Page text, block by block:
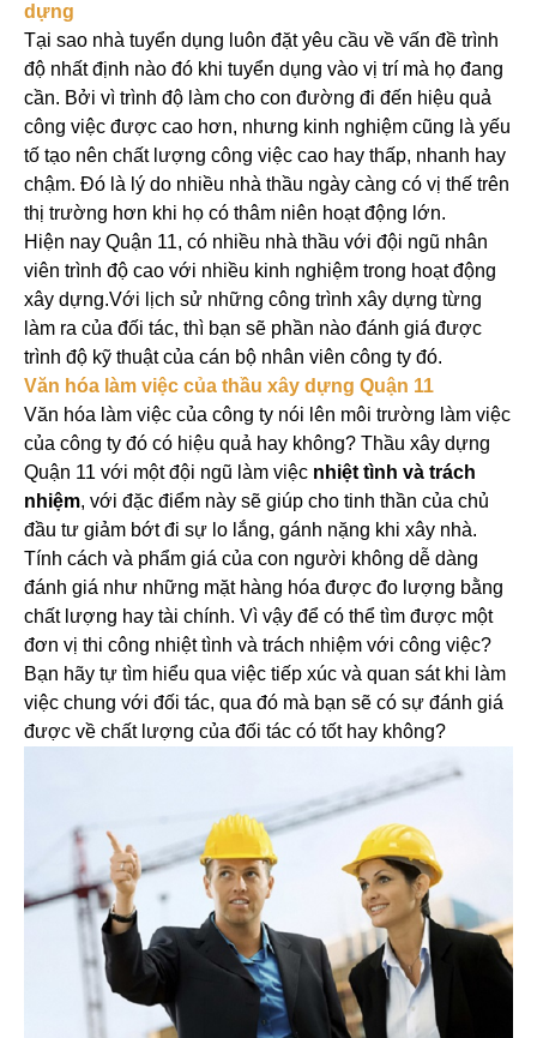
dựng
Tại sao nhà tuyển dụng luôn đặt yêu cầu về vấn đề trình
độ nhất định nào đó khi tuyển dụng vào vị trí mà họ đang
cần. Bởi vì trình độ làm cho con đường đi đến hiệu quả
công việc được cao hơn, nhưng kinh nghiệm cũng là yếu
tố tạo nên chất lượng công việc cao hay thấp, nhanh hay
chậm. Đó là lý do nhiều nhà thầu ngày càng có vị thế trên
thị trường hơn khi họ có thâm niên hoạt động lớn.
Hiện nay Quận 11, có nhiều nhà thầu với đội ngũ nhân
viên trình độ cao với nhiều kinh nghiệm trong hoạt động
xây dựng.Với lịch sử những công trình xây dựng từng
làm ra của đối tác, thì bạn sẽ phần nào đánh giá được
trình độ kỹ thuật của cán bộ nhân viên công ty đó.
Văn hóa làm việc của thầu xây dựng Quận 11
Văn hóa làm việc của công ty nói lên môi trường làm việc
của công ty đó có hiệu quả hay không? Thầu xây dựng
Quận 11 với một đội ngũ làm việc nhiệt tình và trách
nhiệm, với đặc điểm này sẽ giúp cho tinh thần của chủ
đầu tư giảm bớt đi sự lo lắng, gánh nặng khi xây nhà.
Tính cách và phẩm giá của con người không dễ dàng
đánh giá như những mặt hàng hóa được đo lượng bằng
chất lượng hay tài chính. Vì vậy để có thể tìm được một
đơn vị thi công nhiệt tình và trách nhiệm với công việc?
Bạn hãy tự tìm hiểu qua việc tiếp xúc và quan sát khi làm
việc chung với đối tác, qua đó mà bạn sẽ có sự đánh giá
được về chất lượng của đối tác có tốt hay không?